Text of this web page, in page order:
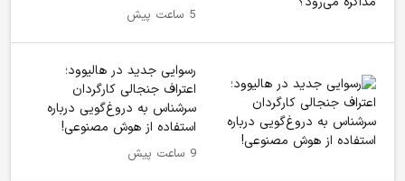
5 ساعت پیش
رسوایی جدید در هالیوود؛
اعتراف جنجالی کارگردان
سرشناس به دروغ‌گویی درباره
استفاده از هوش مصنوعی!
9 ساعت پیش